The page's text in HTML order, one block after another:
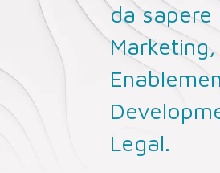
da sapere
Marketing,
Legal.